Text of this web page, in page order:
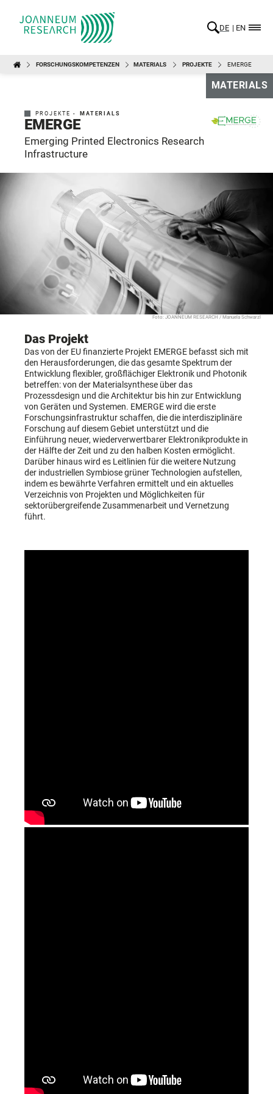
DE EN
FORSCHUNGSKOMPETENZEN MATERIALS PROJEKTE EMERGE
MATERIALS
PROJEKTE - MATERIALS
EMERGE
Emerging Printed Electronics Research
Infrastructure
Foto: JOANNEUM RESEARCH / Manuela Schwarzl
Das Projekt
Das von der EU finanzierte Projekt EMERGE befasst sich mit
den Herausforderungen, die das gesamte Spektrum der
Entwicklung flexibler, großflächiger Elektronik und Photonik
betreffen: von der Materialsynthese über das
Prozessdesign und die Architektur bis hin zur Entwicklung
von Geräten und Systemen. EMERGE wird die erste
Forschungsinfrastruktur schaffen, die die interdisziplinäre
Forschung auf diesem Gebiet unterstützt und die
Einführung neuer, wiederverwertbarer Elektronikprodukte in
der Hälfte der Zeit und zu den halben Kosten ermöglicht.
Darüber hinaus wird es Leitlinien für die weitere Nutzung
der industriellen Symbiose grüner Technologien aufstellen,
indem es bewährte Verfahren ermittelt und ein aktuelles
Verzeichnis von Projekten und Möglichkeiten für
sektorübergreifende Zusammenarbeit und Vernetzung
führt.